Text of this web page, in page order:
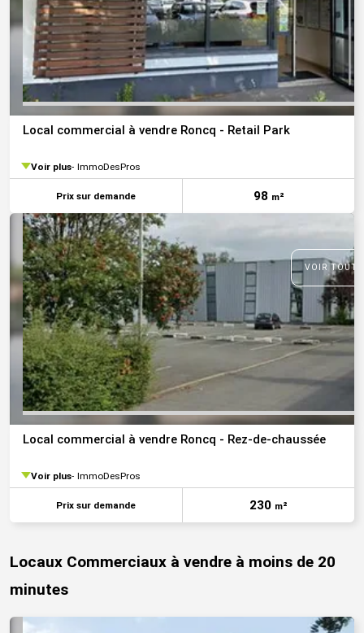
Local commercial à vendre Roncq - Retail Park
Voir plus ImmoDesPros
Prix sur demande 98 m²
VOIR
Local commercial à vendre Roncq - Rez-de-chaussée
Voir plus ImmoDesPros
Prix sur demande 230 m²
Locaux Commerciaux à vendre à moins de 20
minutes